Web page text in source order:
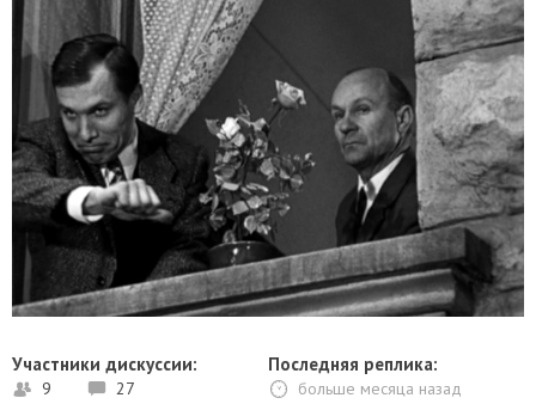
Участники дискуссии:
9 27
Последняя реплика:
больше месяца назад